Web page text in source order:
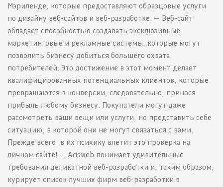
Мэриленде, которые предоставляют образцовые услуги
по дизайну веб-сайтов и веб-разработке. — Веб-сайт
обладает способностью создавать эксклюзивные
маркетинговые и рекламные системы, которые могут
позволить бизнесу добиться большего охвата
потребителей. Это достижение в этот момент делает
квалифицированных потенциальных клиентов, которые
превращаются в конверсии, следовательно, принося
прибыль любому бизнесу. Покупатели могут даже
рассмотреть ваши вещи или услуги, но представить себе
ситуацию, в которой они не могут связаться с вами.
Прежде всего, в их психику влетит это проверка на
личном сайте! — Arisweb понимает удивительные
требования деликатной веб-разработки и, таким образом,
курирует список лучших фирм веб-разработки в